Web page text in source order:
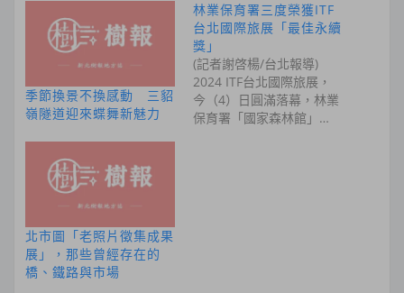
季節換景不換感動 三貂
嶺隧道迎來蝶舞新魅力
林業保育署三度榮獲ITF
台北國際旅展「最佳永續
獎」
(記者謝啓楊/台北報導)
2024 ITF台北國際旅展，
今（4）日圓滿落幕，林業
保育署「國家森林館」…
北市圖「老照片徵集成果
展」，那些曾經存在的
橋、鐵路與市場